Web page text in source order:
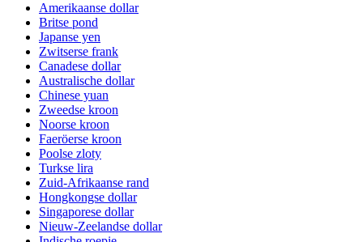
Amerikaanse dollar
Britse pond
Japanse yen
Zwitserse frank
Canadese dollar
Australische dollar
Chinese yuan
Zweedse kroon
Noorse kroon
Faeröerse kroon
Poolse zloty
Turkse lira
Zuid-Afrikaanse rand
Hongkongse dollar
Singaporese dollar
Nieuw-Zeelandse dollar